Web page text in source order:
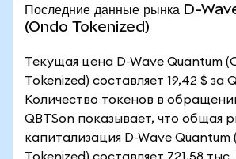
Последние данные рынка D-
(Ondo Tokenized)
Текущая цена D-Wave Quantum
Tokenized) составляет 19,42 $ за
Количество токенов в
QBTSon показывает, что общая
капитализация D-Wave Quantum